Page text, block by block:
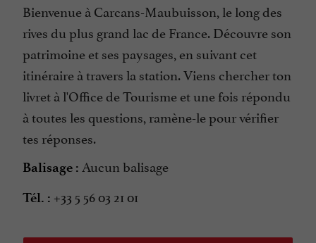
Bienvenue à Carcans-Maubuisson, le long des
rives du plus grand lac de France. Découvre son
patrimoine et ses paysages, en suivant cet
itinéraire à travers la station. Viens chercher ton
livret à l'Office de Tourisme et une fois répondu
à toutes les questions, ramène-le pour vérifier
tes réponses.
Balisage : Aucun balisage
Tél. : +33 5 56 03 21 01